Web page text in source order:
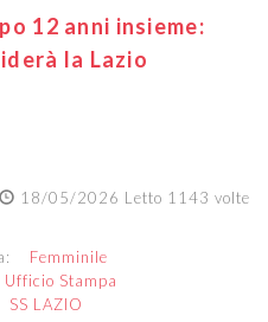
12 anni insieme:
la Lazio
18/05/2026 Letto 1143 volte
Femminile
Ufficio Stampa
SS LAZIO